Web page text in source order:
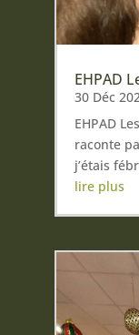
EHPAD
30 Déc
EHPAD
raconte
j’étais
lire plus